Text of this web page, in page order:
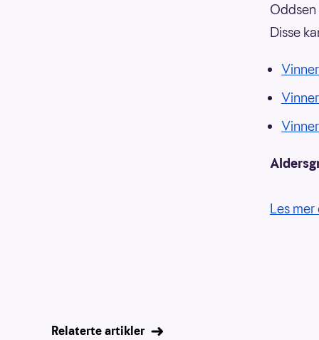
Disse
Les
Relaterte artikler